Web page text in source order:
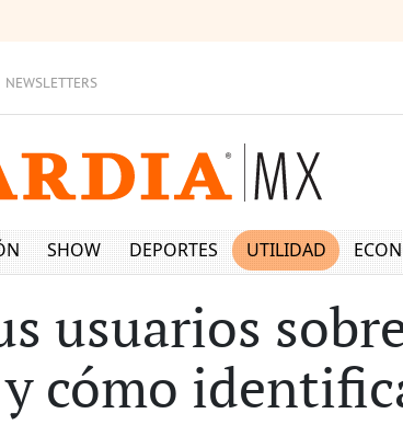
NEWSLETTERS
SHOW DEPORTES UTILIDAD
usuarios
cómo